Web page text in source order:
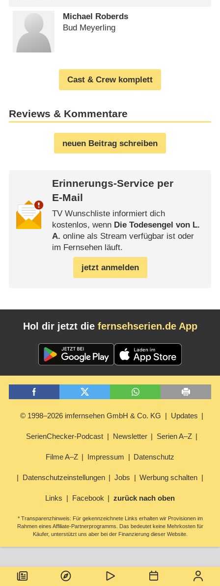
Michael Roberds
Bud Meyerling
Cast & Crew komplett
Reviews & Kommentare
neuen Beitrag schreiben
Erinnerungs-Service per
E-Mail
TV Wunschliste informiert dich
kostenlos, wenn Die Todesengel von L.
A. online als Stream verfügbar ist oder
im Fernsehen läuft.
jetzt anmelden
Hol dir jetzt die fernsehserien.de App
© 1998–2026 imfernsehen GmbH & Co. KG Updates
SerienChecker-Podcast Newsletter Serien A–Z
Filme A–Z Impressum Datenschutz
Datenschutzeinstellungen Jobs Werbung schalten
Links Facebook zurück nach oben
* Transparenzhinweis: Für gekennzeichnete Links erhalten wir Provisionen im
Rahmen eines Affiliate-Partnerprogramms. Das bedeutet keine Mehrkosten für
Käufer, unterstützt uns aber bei der Finanzierung dieser Website.